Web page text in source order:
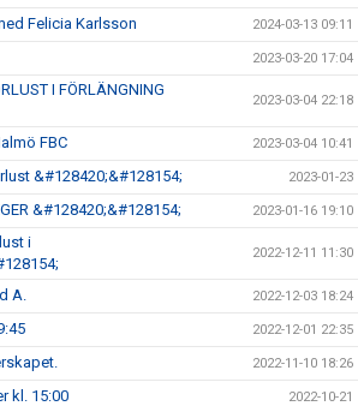
Felicia Karlsson 2024-03-13 09:11
2023-03-20 17:04
I FÖRLÄNGNING
2023-03-04 22:18
FBC 2023-03-04 10:41
&#128420;&#128154; 2023-01-23
&#128420;&#128154; 2023-01-16 19:10
i
2022-12-11 11:30
A. 2022-12-03 18:24
2022-12-01 22:35
2022-11-10 18:26
kl. 15:00 2022-10-21